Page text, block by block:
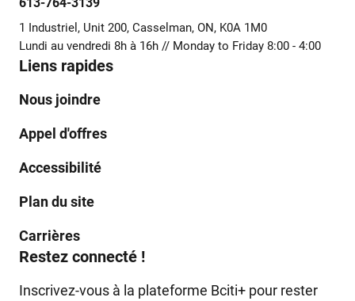
1 Industriel, Unit 200, Casselman, ON, K0A 1M0
Lundi au vendredi 8h à 16h // Monday to Friday 8:00 - 4:00
Liens rapides
Nous joindre
Appel d'offres
Accessibilité
Plan du site
Carrières
Restez connecté !
Inscrivez-vous à la plateforme Bciti+ pour rester